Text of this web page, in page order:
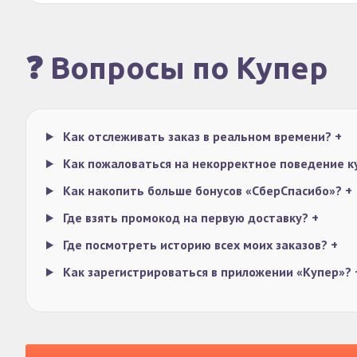
❓ Вопросы по Купер
Как отслеживать заказ в реальном времени? +
Как пожаловаться на некорректное поведение
Как накопить больше бонусов «СберСпасибо»? +
Где взять промокод на первую доставку? +
Где посмотреть историю всех моих заказов? +
Как зарегистрироваться в приложении «Купер»?